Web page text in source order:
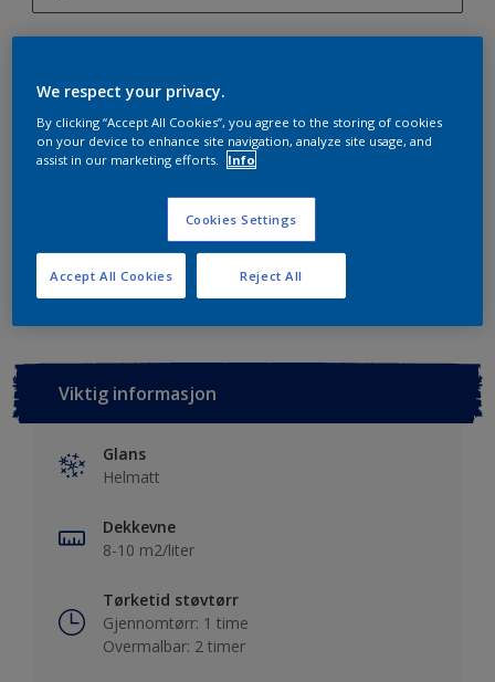
1L
10L
Legg i handleliste
Lagre i dine prosjekter Finn en forhandler
Viktig informasjon
Glans
Helmatt
Dekkevne
8-10 m2/liter
Tørketid støvtørr
Gjennomtørr: 1 time
Overmalbar: 2 timer
We respect your privacy.
By clicking “Accept All Cookies”, you agree to the storing of cookies
on your device to enhance site navigation, analyze site usage, and
assist in our marketing efforts.
Info
Cookies Settings
Reject All
Accept All Cookies